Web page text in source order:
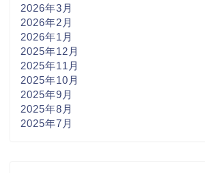
2026年3月
2026年2月
2026年1月
2025年12月
2025年11月
2025年10月
2025年9月
2025年8月
2025年7月